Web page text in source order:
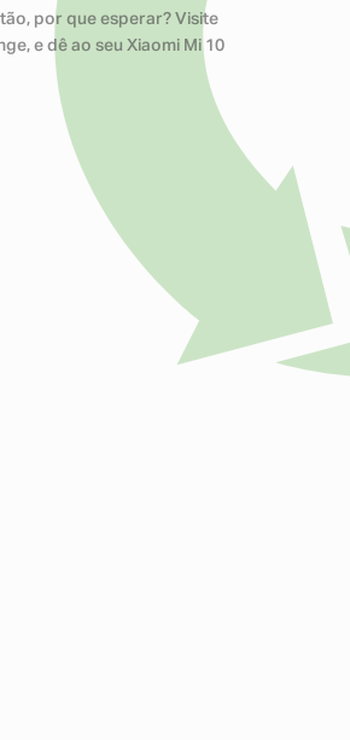
por que esperar? Visite
e dê ao seu Xiaomi Mi 10